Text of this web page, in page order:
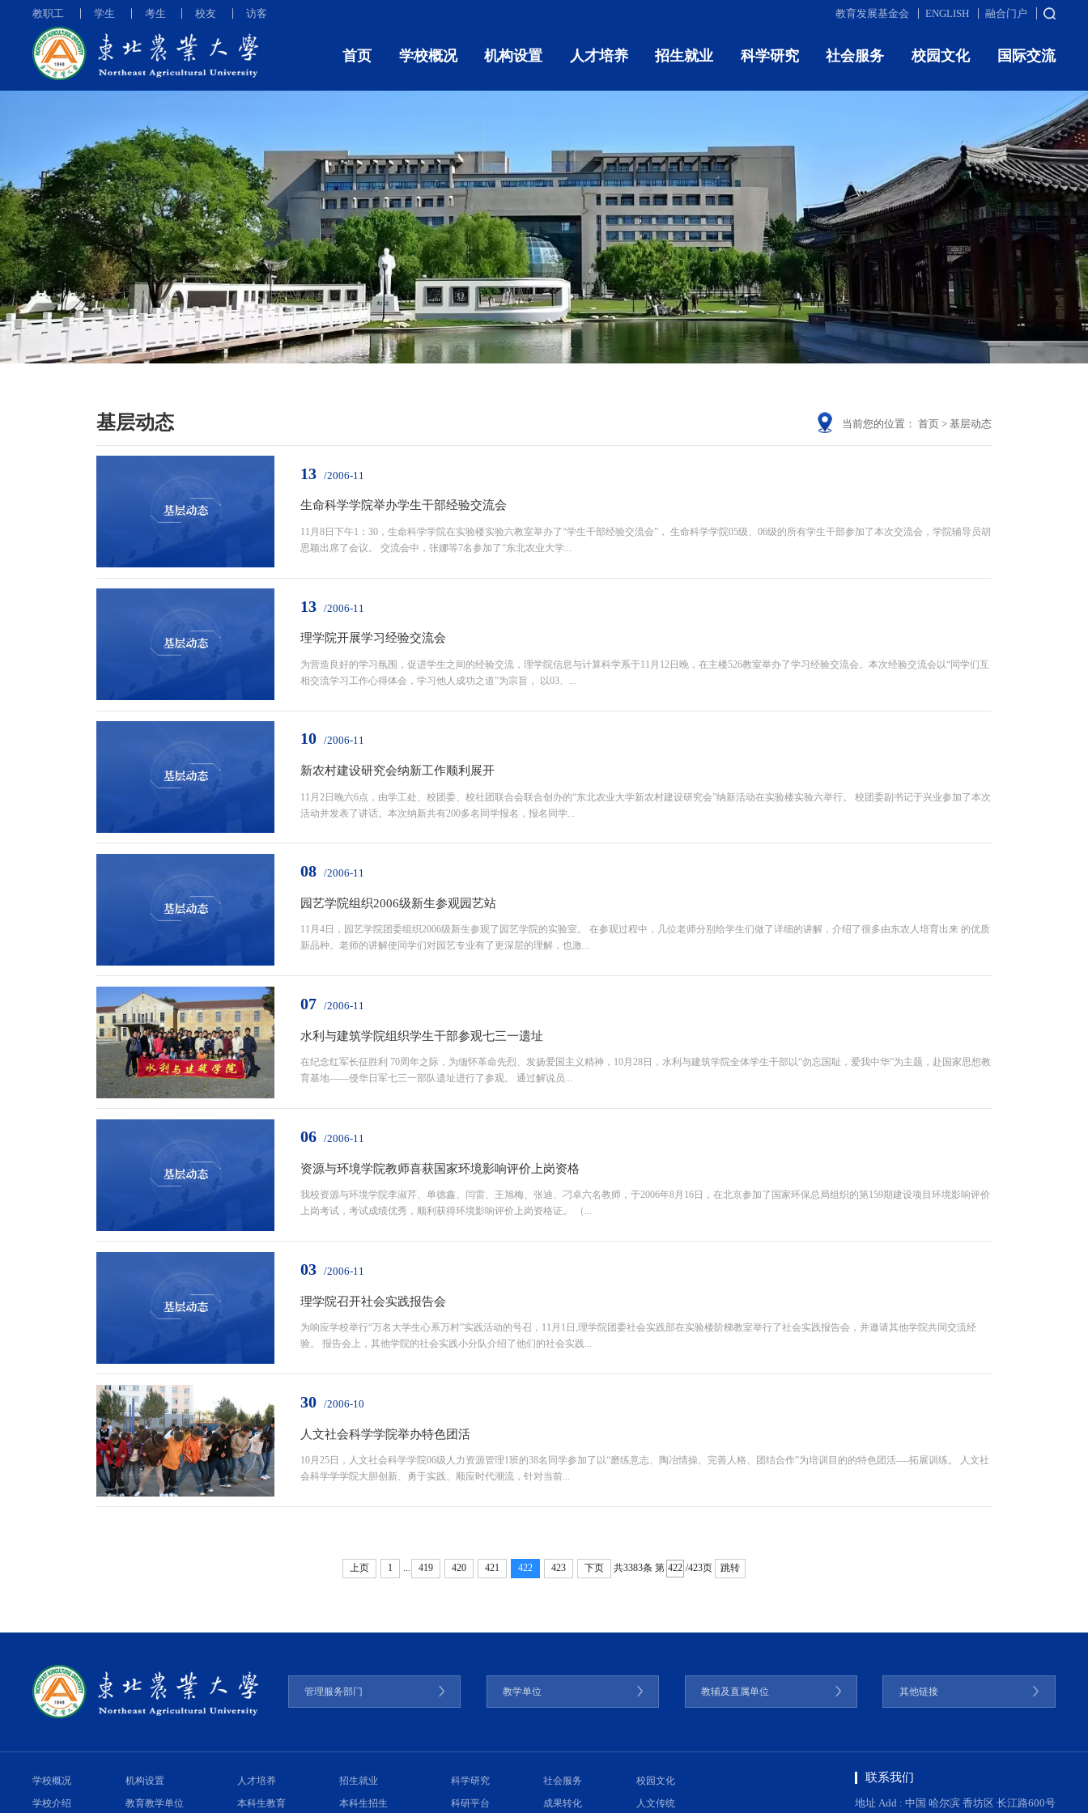
教职工 学生 考生 校友 访客 教育发展基金会 ENGLISH 融合门户
首页 学校概况 机构设置 人才培养 招生就业 科学研究 社会服务 校园文化 国际交流
基层动态 当前您的位置： 首页 > 基层动态
13 /2006-11
生命科学学院举办学生干部经验交流会
11月8日下午1：30，生命科学学院在实验楼实验六教室举办了“学生干部经验交流会”， 生命科学学院05级、06级的所有学生干部参加了本次交流会，学院辅导员胡
思颖出席了会议。 交流会中，张娜等7名参加了“东北农业大学...
13 /2006-11
理学院开展学习经验交流会
为营造良好的学习氛围，促进学生之间的经验交流，理学院信息与计算科学系于11月12日晚，在主楼526教室举办了学习经验交流会。本次经验交流会以“同学们互
相交流学习工作心得体会，学习他人成功之道”为宗旨， 以03、...
10 /2006-11
新农村建设研究会纳新工作顺利展开
11月2日晚六6点，由学工处、校团委、校社团联合会联合创办的“东北农业大学新农村建设研究会”纳新活动在实验楼实验六举行。 校团委副书记于兴业参加了本次
活动并发表了讲话。本次纳新共有200多名同学报名，报名同学...
08 /2006-11
园艺学院组织2006级新生参观园艺站
11月4日，园艺学院团委组织2006级新生参观了园艺学院的实验室。 在参观过程中，几位老师分别给学生们做了详细的讲解，介绍了很多由东农人培育出来 的优质
新品种。老师的讲解使同学们对园艺专业有了更深层的理解，也激...
07 /2006-11
水利与建筑学院组织学生干部参观七三一遗址
在纪念红军长征胜利 70周年之际，为缅怀革命先烈、发扬爱国主义精神，10月28日，水利与建筑学院全体学生干部以“勿忘国耻，爱我中华”为主题，赴国家思想教
育基地——侵华日军七三一部队遗址进行了参观。 通过解说员...
06 /2006-11
资源与环境学院教师喜获国家环境影响评价上岗资格
我校资源与环境学院李淑芹、单德鑫、闫雷、王旭梅、张迪、刁卓六名教师，于2006年8月16日，在北京参加了国家环保总局组织的第159期建设项目环境影响评价
上岗考试，考试成绩优秀，顺利获得环境影响评价上岗资格证。 （...
03 /2006-11
理学院召开社会实践报告会
为响应学校举行“万名大学生心系万村”实践活动的号召，11月1日,理学院团委社会实践部在实验楼阶梯教室举行了社会实践报告会，并邀请其他学院共同交流经
验。 报告会上，其他学院的社会实践小分队介绍了他们的社会实践...
30 /2006-10
人文社会科学学院举办特色团活
10月25日，人文社会科学学院06级人力资源管理1班的38名同学参加了以“磨练意志、陶冶情操、完善人格、团结合作”为培训目的的特色团活----拓展训练。 人文社
会科学学学院大胆创新、勇于实践、顺应时代潮流，针对当前...
上页 1 419 420 421 422 423 下页 共3383条 第 /423页 跳转
管理服务部门 教学单位 教辅及直属单位 其他链接
学校概况
学校介绍
机构设置
教育教学单位
人才培养
本科生教育
招生就业
本科生招生
科学研究
科研平台
社会服务
成果转化
校园文化
人文传统
联系我们
地址 Add : 中国 哈尔滨 香坊区 长江路600号